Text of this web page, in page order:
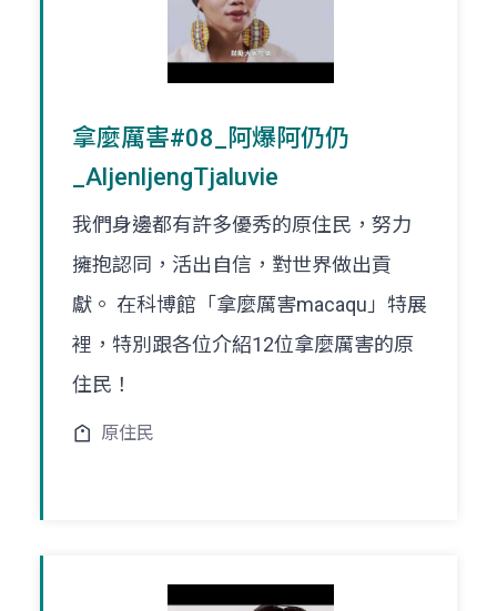
拿麼厲害#08_阿爆阿仍仍
_AljenljengTjaluvie
我們身邊都有許多優秀的原住民，努力
擁抱認同，活出自信，對世界做出貢
獻。 在科博館「拿麼厲害macaqu」特展
裡，特別跟各位介紹12位拿麼厲害的原
住民！
原住民